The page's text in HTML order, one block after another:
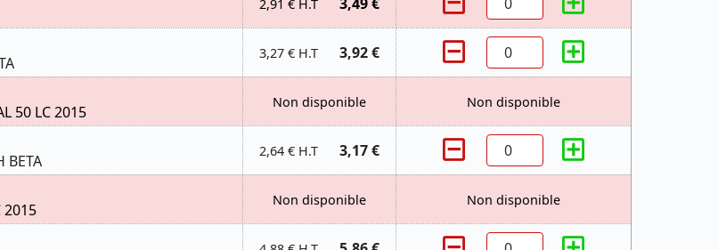
2,91 € H.T
3,27 € H.T 3,92 €
50 LC 2015
Non disponible Non disponible
BETA
2,64 € H.T 3,17 €
2015
Non disponible Non disponible